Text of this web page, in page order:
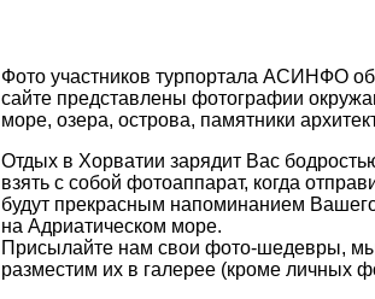
Фото участников турпортала АСИНФО
сайте представлены фотографии
море, озера, острова, памятники
Отдых в Хорватии зарядит Вас
взять с собой фотоаппарат, когда
будут прекрасным напоминанием
на Адриатическом море.
Присылайте нам свои фото-шедевры, мы
разместим их в галерее (кроме личных